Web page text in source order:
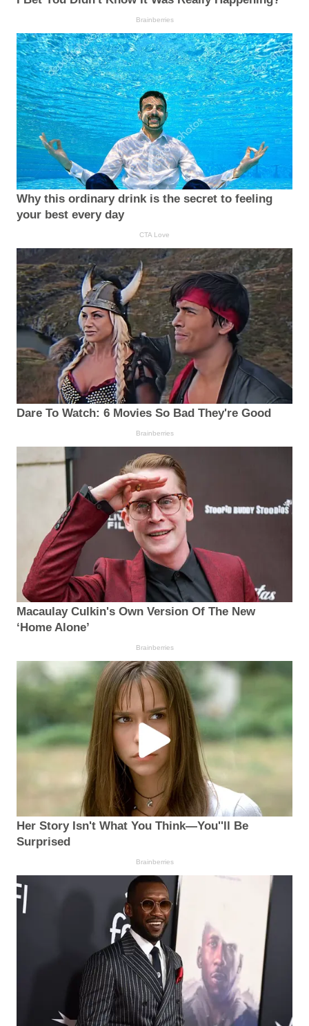
Brainberries
Why this ordinary drink is the secret to feeling
your best every day
CTA Love
Dare To Watch: 6 Movies So Bad They're Good
Brainberries
Macaulay Culkin's Own Version Of The New
‘Home Alone’
Brainberries
Her Story Isn't What You Think—You''ll Be
Surprised
Brainberries